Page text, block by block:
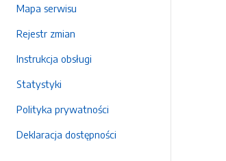
Mapa serwisu
Rejestr zmian
Instrukcja obsługi
Statystyki
Polityka prywatności
Deklaracja dostępności